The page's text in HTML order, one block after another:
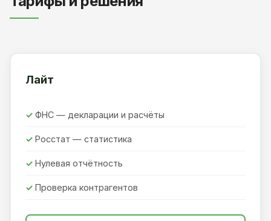
Лайт
ФНС — декларации и расчёты
Росстат — статистика
Нулевая отчётность
Проверка контрагентов